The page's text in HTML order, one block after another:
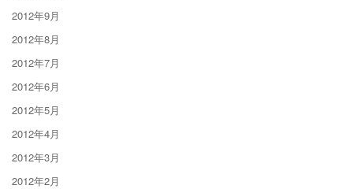
2012年9月
2012年8月
2012年7月
2012年6月
2012年5月
2012年4月
2012年3月
2012年2月